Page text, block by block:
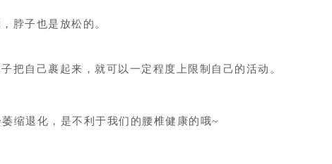
脖子也是放松的。
把自己裹起来，就可以一定程度上限制自己的活动。
缩退化，是不利于我们的腰椎健康的哦~